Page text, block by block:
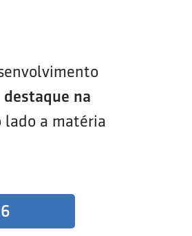
na
lado a matéria